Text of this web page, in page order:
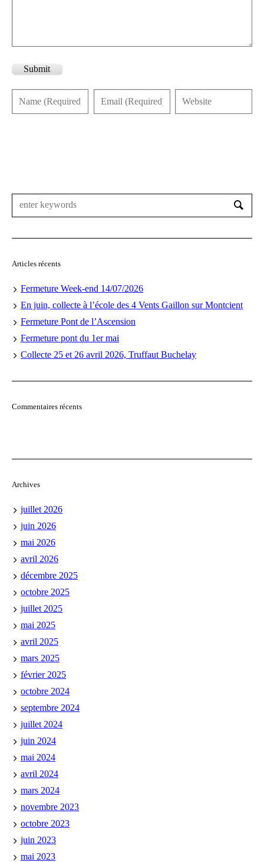
Submit
Articles récents
Fermeture Week-end 14/07/2026
En juin, collecte à l’école des 4 Vents Gaillon sur Montcient
Fermeture Pont de l’Ascension
Fermeture pont du 1er mai
Collecte 25 et 26 avril 2026, Truffaut Buchelay
Commentaires récents
Archives
juillet 2026
juin 2026
mai 2026
avril 2026
décembre 2025
octobre 2025
juillet 2025
mai 2025
avril 2025
mars 2025
février 2025
octobre 2024
septembre 2024
juillet 2024
juin 2024
mai 2024
avril 2024
mars 2024
novembre 2023
octobre 2023
juin 2023
mai 2023